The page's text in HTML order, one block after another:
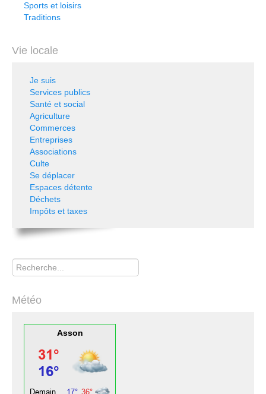
Sports et loisirs
Traditions
Vie locale
Je suis
Services publics
Santé et social
Agriculture
Commerces
Entreprises
Associations
Culte
Se déplacer
Espaces détente
Déchets
Impôts et taxes
Rechercher
Météo
Asson